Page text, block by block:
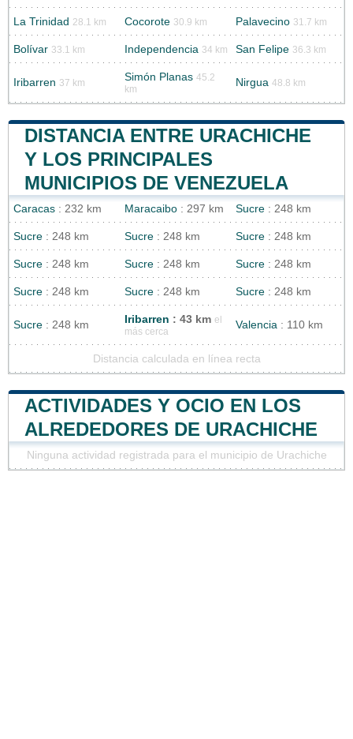
La Trinidad 28.1 km Cocorote 30.9 km Palavecino 31.7 km
Bolívar 33.1 km Independencia 34 km San Felipe 36.3 km
Iribarren 37 km Simón Planas 45.2
km
Nirgua 48.8 km
DISTANCIA ENTRE URACHICHE
Y LOS PRINCIPALES
MUNICIPIOS DE VENEZUELA
Caracas : 232 km Maracaibo : 297 km Sucre : 248 km
Sucre : 248 km Sucre : 248 km Sucre : 248 km
Sucre : 248 km Sucre : 248 km Sucre : 248 km
Sucre : 248 km Sucre : 248 km Sucre : 248 km
Sucre : 248 km Iribarren : 43 km el
más cerca
Valencia : 110 km
Distancia calculada en línea recta
ACTIVIDADES Y OCIO EN LOS
ALREDEDORES DE URACHICHE
Ninguna actividad registrada para el municipio de Urachiche